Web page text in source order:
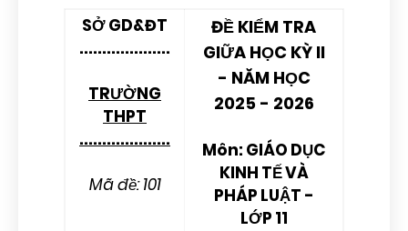
SỞ GD&ĐT
....................
TRƯỜNG
THPT
....................
Mã đề: 101
ĐỀ KIỂM TRA
GIỮA HỌC KỲ II
- NĂM HỌC
2025 - 2026
Môn: GIÁO DỤC
KINH TẾ VÀ
PHÁP LUẬT -
LỚP 11